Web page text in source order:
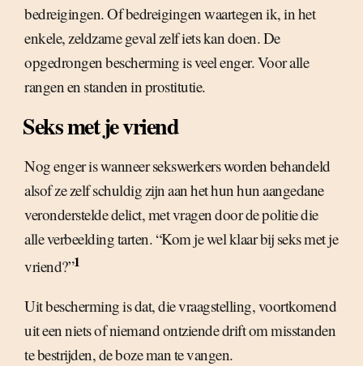
bedreigingen. Of bedreigingen waartegen ik, in het
enkele, zeldzame geval zelf iets kan doen. De
opgedrongen bescherming is veel enger. Voor alle
rangen en standen in prostitutie.
Seks met je vriend
Nog enger is wanneer sekswerkers worden behandeld
alsof ze zelf schuldig zijn aan het hun hun aangedane
veronderstelde delict, met vragen door de politie die
alle verbeelding tarten. “Kom je wel klaar bij seks met je
vriend?”1
Uit bescherming is dat, die vraagstelling, voortkomend
uit een niets of niemand ontziende drift om misstanden
te bestrijden, de boze man te vangen.